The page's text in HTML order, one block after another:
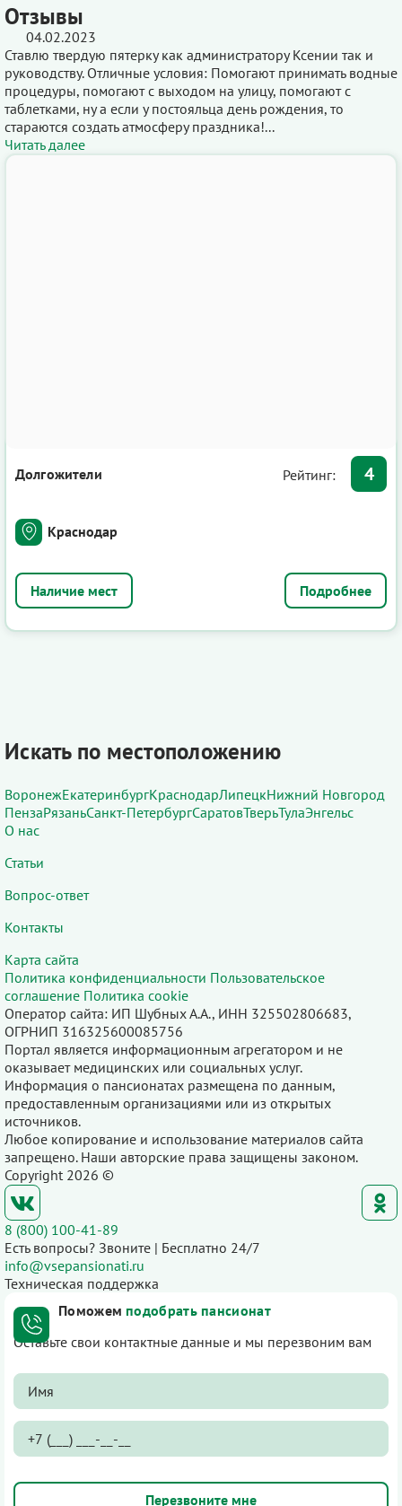
Отзывы
04.02.2023
Ставлю твердую пятерку как администратору Ксении так и
руководству. Отличные условия: Помогают принимать водные
процедуры, помогают с выходом на улицу, помогают с
таблетками, ну а если у постояльца день рождения, то
стараются создать атмосферу праздника!...
Читать далее
Долгожители Рейтинг: 4
Краснодар
Подробнее
Искать по местоположению
ВоронежЕкатеринбургКраснодарЛипецкНижний Новгород
ПензаРязаньСанкт-ПетербургСаратовТверьТулаЭнгельс
О нас
Статьи
Вопрос-ответ
Контакты
Карта сайта
Политика конфиденциальности Пользовательское
соглашение Политика cookie
Оператор сайта: ИП Шубных А.А., ИНН 325502806683,
ОГРНИП 316325600085756
Портал является информационным агрегатором и не
оказывает медицинских или социальных услуг.
Информация о пансионатах размещена по данным,
предоставленным организациями или из открытых
источников.
Любое копирование и использование материалов сайта
запрещено. Наши авторские права защищены законом.
Copyright 2026 ©
8 (800) 100-41-89
Есть вопросы? Звоните | Бесплатно 24/7
info@vsepansionati.ru
Техническая поддержка
Поможем подобрать пансионат
Оставьте свои контактные данные и мы перезвоним вам